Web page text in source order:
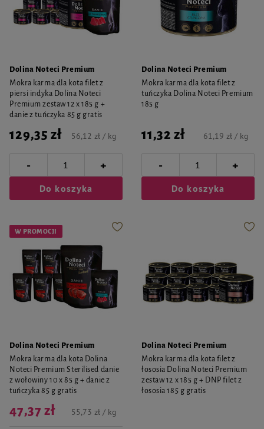
Dolina Noteci Premium
Mokra karma dla kota filet z
piersi indyka Dolina Noteci
Premium zestaw 12 x 185 g +
danie z tuńczyka 85 g gratis
129,35 zł 56,12 zł / kg
- +
Do koszyka
Dolina Noteci Premium
Mokra karma dla kota filet z
tuńczyka Dolina Noteci Premium
185 g
11,32 zł 61,19 zł / kg
- +
Do koszyka
W PROMOCJI
Dolina Noteci Premium
Mokra karma dla kota Dolina
Noteci Premium Sterilised danie
z wołowiny 10 x 85 g + danie z
tuńczyka 85 g gratis
47,37 zł 55,73 zł / kg
Dolina Noteci Premium
Mokra karma dla kota filet z
łososia Dolina Noteci Premium
zestaw 12 x 185 g + DNP filet z
łososia 185 g gratis